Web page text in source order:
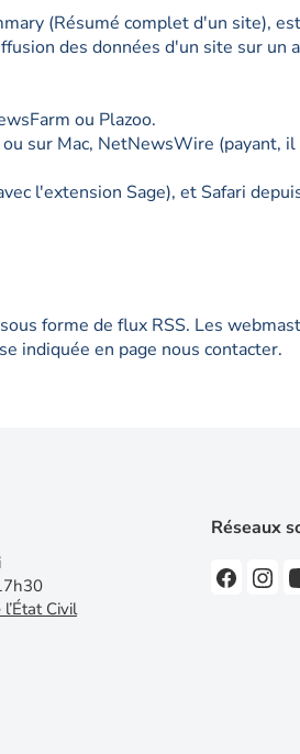
(Résumé complet d'un site),
des données d'un site sur un
ou Plazoo.
sur Mac, NetNewsWire (payant, il
l'extension Sage), et Safari
forme de flux RSS. Les
indiquée en page nous contacter.
Civil
Réseaux